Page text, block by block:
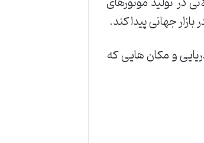
جهانی پیدا کند.
و مکان هایی که